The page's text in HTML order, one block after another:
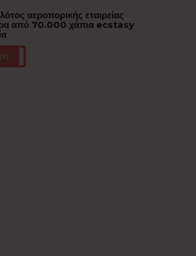
αεροπορικής εταιρείας
από 70.000 χάπια ecstasy